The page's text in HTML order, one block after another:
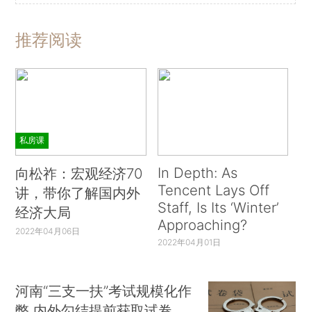
推荐阅读
私房课
向松祚：宏观经济70
讲，带你了解国内外
经济大局
2022年04月06日
In Depth: As
Tencent Lays Off
Staff, Is Its ‘Winter’
Approaching?
2022年04月01日
河南“三支一扶”考试规模化作